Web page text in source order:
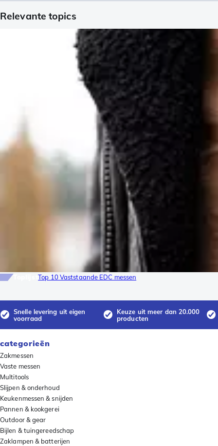
Relevante topics
ToplijstTop 10 Vaststaande EDC messen
Snelle levering uit eigen
voorraad
Keuze uit meer dan 20.000
producten
categorieën
Zakmessen
Vaste messen
Multitools
Slijpen & onderhoud
Keukenmessen & snijden
Pannen & kookgerei
Outdoor & gear
Bijlen & tuingereedschap
Zaklampen & batterijen